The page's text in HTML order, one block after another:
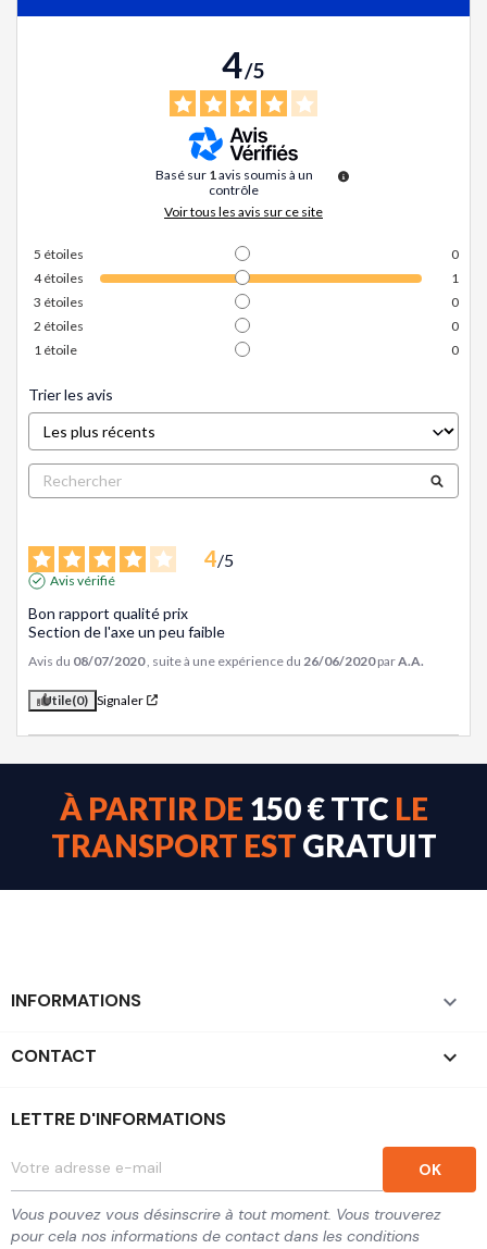
4/5
Basé sur 1 avis soumis à un
contrôle
Voir tous les avis sur ce site
5 étoiles
0
4étoiles
1
3 étoiles
0
2 étoiles
0
1 étoile 0
Trier les avis
4/5
Avis vérifié
Bon rapport qualité prix
Section de l'axe un peu faible
Avis du 08/07/2020 , suite à une expérience du 26/06/2020 parA.A.
Utile(0) Signaler
À PARTIR DE 150 € TTC LE
TRANSPORT EST GRATUIT
INFORMATIONS 
CONTACT keyboard_arrow_down
LETTRE D'INFORMATIONS
Vous pouvez vous désinscrire à tout moment. Vous trouverez
pour cela nos informations de contact dans les conditions